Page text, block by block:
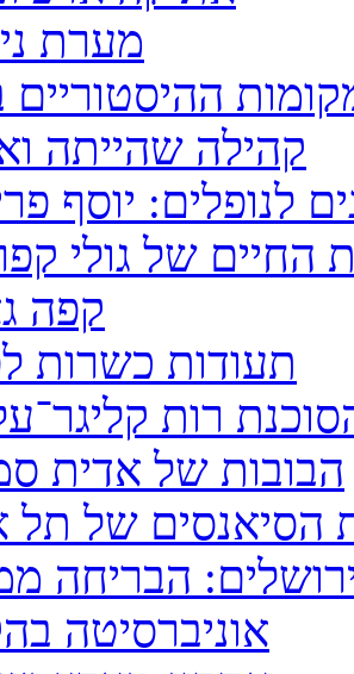
מערת
ההיסטוריים
קהילה שהייתה
לנופלים: יוסף
החיים של גולי
קפה
תעודות כשרות
רות
הבובות של אדית
של תל
הבריחה
אוניברסיטה